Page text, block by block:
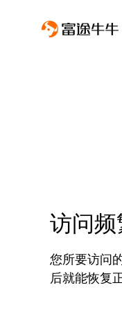
访问
您所要访问
后就能恢复